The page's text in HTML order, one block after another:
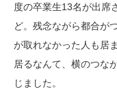
度の卒業生13名が出席
ど。残念ながら都合が
が取れなかった人も居
居るなんて、横のつな
じました。